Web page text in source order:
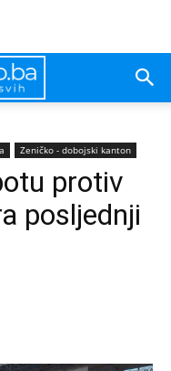
Zeničko - dobojski kanton
protiv
posljednji